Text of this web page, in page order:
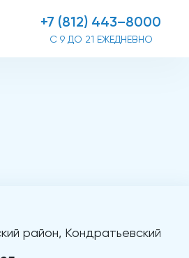
+7 (812) 443–8000
С 9 ДО 21 ЕЖЕДНЕВНО
район, Кондратьевский